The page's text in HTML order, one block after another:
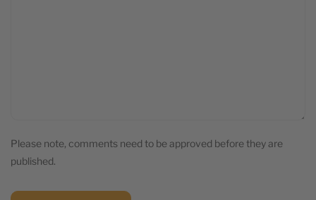
Please note, comments need to be approved before they are
published.